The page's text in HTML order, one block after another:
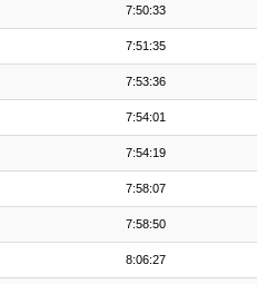
7:50:33
7:51:35
7:53:36
7:54:01
7:54:19
7:58:07
7:58:50
8:06:27